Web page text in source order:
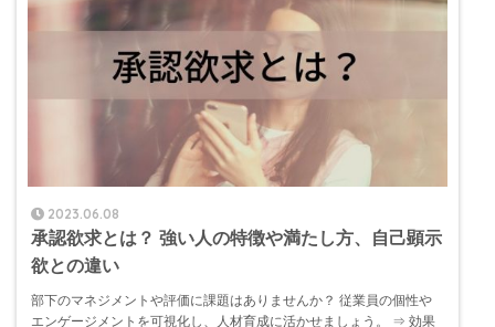
2023.06.08
承認欲求とは？ 強い人の特徴や満たし方、自己顕示
欲との違い
部下のマネジメントや評価に課題はありませんか？ 従業員の個性や
エンゲージメントを可視化し、人材育成に活かせましょう。 ⇒ 効果